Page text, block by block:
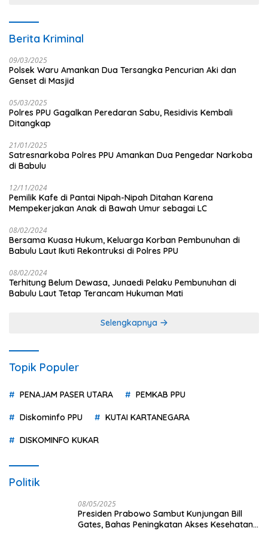
Berita Kriminal
09/03/2025
Polsek Waru Amankan Dua Tersangka Pencurian Aki dan
Genset di Masjid
05/03/2025
Polres PPU Gagalkan Peredaran Sabu, Residivis Kembali
Ditangkap
21/01/2025
Satresnarkoba Polres PPU Amankan Dua Pengedar Narkoba
di Babulu
12/11/2024
Pemilik Kafe di Pantai Nipah-Nipah Ditahan Karena
Mempekerjakan Anak di Bawah Umur sebagai LC
08/02/2024
Bersama Kuasa Hukum, Keluarga Korban Pembunuhan di
Babulu Laut Ikuti Rekontruksi di Polres PPU
08/02/2024
Terhitung Belum Dewasa, Junaedi Pelaku Pembunuhan di
Babulu Laut Tetap Terancam Hukuman Mati
Selengkapnya
Topik Populer
PENAJAM PASER UTARA PEMKAB PPU
Diskominfo PPU KUTAI KARTANEGARA
DISKOMINFO KUKAR
Politik
08/05/2025
Presiden Prabowo Sambut Kunjungan Bill
Gates, Bahas Peningkatan Akses Kesehatan